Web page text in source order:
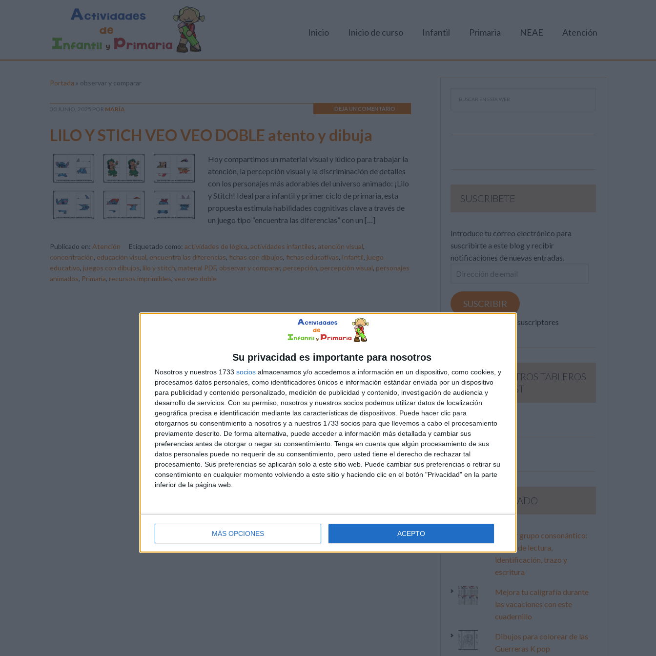
Su privacidad es importante para nosotros
Nosotros y nuestros 1733 socios almacenamos y/o accedemos a información en un dispositivo, como cookies, y
procesamos datos personales, como identificadores únicos e información estándar enviada por un dispositivo
para publicidad y contenido personalizado, medición de publicidad y contenido, investigación de audiencia y
desarrollo de servicios. Con su permiso, nosotros y nuestros socios podemos utilizar datos de localización
geográfica precisa e identificación mediante las características de dispositivos. Puede hacer clic para
otorgarnos su consentimiento a nosotros y a nuestros 1733 socios para que llevemos a cabo el procesamiento
previamente descrito. De forma alternativa, puede acceder a información más detallada y cambiar sus
preferencias antes de otorgar o negar su consentimiento. Tenga en cuenta que algún procesamiento de sus
datos personales puede no requerir de su consentimiento, pero usted tiene el derecho de rechazar tal
procesamiento. Sus preferencias se aplicarán solo a este sitio web. Puede cambiar sus preferencias o retirar su
consentimiento en cualquier momento volviendo a este sitio y haciendo clic en el botón "Privacidad" en la parte
inferior de la página web.
MÁS OPCIONES ACEPTO
Inicio Inicio de curso Infantil Primaria NEAE Atención
Portada » observar y comparar
30 JUNIO, 2025 POR MARÍA DEJA UN COMENTARIO
LILO Y STICH VEO VEO DOBLE atento y dibuja
Hoy compartimos un material visual y lúdico para trabajar la
atención, la percepción visual y la discriminación de detalles
con los personajes más adorables del universo animado: ¡Lilo
y Stitch! Ideal para infantil y primer ciclo de primaria, esta
propuesta estimula habilidades cognitivas clave a través de
un juego tipo “encuentra las diferencias” con un […]
Publicado en: Atención Etiquetado como: actividades de lógica, actividades infantiles, atención visual,
concentración, educación visual, encuentra las diferencias, fichas con dibujos, fichas educativas, Infantil, juego
educativo, juegos con dibujos, lilo y stitch, material PDF, observar y comparar, percepción, percepción visual, personajes
animados, Primaria, recursos imprimibles, veo veo doble
SUSCRIBETE
Introduce tu correo electrónico para
suscribirte a este blog y recibir
notificaciones de nuevas entradas.
Dirección
email
SUSCRIBIR
Únete a otros 371K suscriptores
SIGUE NUESTROS TABLEROS
EN PINTEREST
LO MÁS VISITADO
Primer grupo consonántico:
Fichas de lectura,
identificación, trazo y
escritura
Mejora tu caligrafía durante
las vacaciones con este
cuadernillo
Dibujos para colorear de las
Guerreras K pop